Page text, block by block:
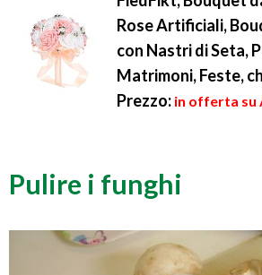
Rose Artificiali,
con Nastri di Seta,
Matrimoni, Feste,
Prezzo: in offerta su
Pulire i funghi